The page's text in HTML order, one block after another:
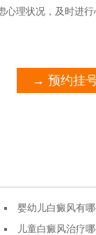
理状况，及时进
→ 预约挂
婴幼儿白癜风有
儿童白癜风治疗